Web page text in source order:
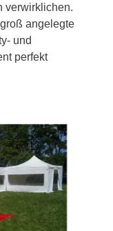
verwirklichen.
angelegte
und
perfekt